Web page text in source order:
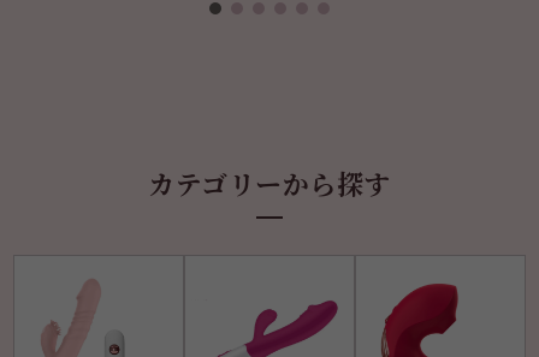
カテゴリーから探す